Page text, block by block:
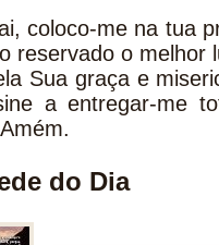
coloco-me na tua
reservado o melhor
Sua graça e
a entregar-me
do Dia